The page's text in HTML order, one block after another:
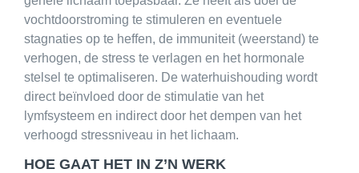
vochtdoorstroming te stimuleren en eventuele
stagnaties op te heffen, de immuniteit (weerstand) te
verhogen, de stress te verlagen en het hormonale
stelsel te optimaliseren. De waterhuishouding wordt
direct beïnvloed door de stimulatie van het
lymfsysteem en indirect door het dempen van het
verhoogd stressniveau in het lichaam.
HOE GAAT HET IN Z’N WERK